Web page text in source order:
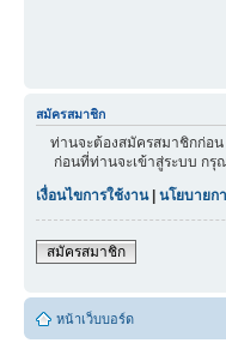
สมัครสมาชิก
ท่านจะต้องสมัครสมาชิกก่อน
ก่อนที่ท่านจะเข้าสู่ระบบ กรุ
เงื่อนไขการใช้งาน| นโยบายก
สมัครสมาชิก
หน้าเว็บบอร์ด